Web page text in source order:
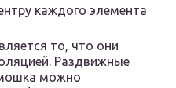
каждого элемента
то, что они
Раздвижные
можно